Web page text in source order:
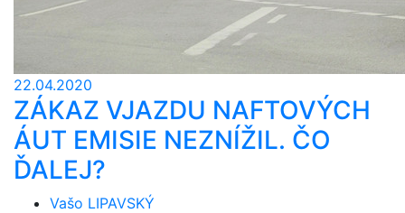
22.04.2020
ZÁKAZ VJAZDU NAFTOVÝCH
ÁUT EMISIE NEZNÍŽIL. ČO
ĎALEJ?
Vašo LIPAVSKÝ